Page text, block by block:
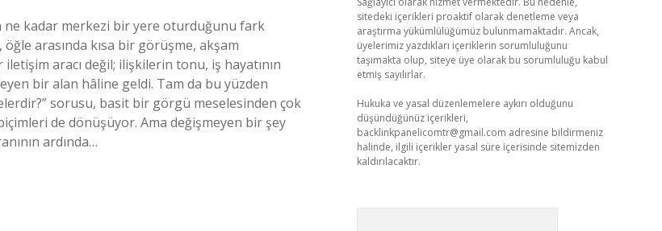
ne kadar merkezi bir yere oturduğunu fark
arasında kısa bir görüşme, akşam
aracı değil; ilişkilerin tonu, iş hayatının
bir alan hâline geldi. Tam da bu yüzden
sorusu, basit bir görgü meselesinden çok
de dönüşüyor. Ama değişmeyen bir şey
ardında…
sitedeki içerikleri proaktif olarak denetleme veya
araştırma yükümlülüğümüz bulunmamaktadır. Ancak,
üyelerimiz yazdıkları içeriklerin sorumluluğunu
taşımakta olup, siteye üye olarak bu sorumluluğu kabul
etmiş sayılırlar.
Hukuka ve yasal düzenlemelere aykırı olduğunu
düşündüğünüz içerikleri,
backlinkpanelicomtr@gmail.com adresine bildirmeniz
halinde, ilgili içerikler yasal süre içerisinde sitemizden
kaldırılacaktır.